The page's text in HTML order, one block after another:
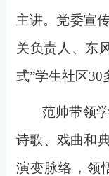
主讲。党委宣
关负责人、东
式”学生社区30
范帅带领
诗歌、戏曲和
演变脉络，领